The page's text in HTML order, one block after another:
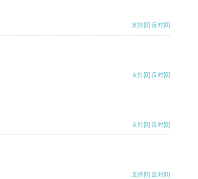
支持[0] 反对[0]
支持[0] 反对[0]
支持[0] 反对[0]
支持[0] 反对[0]